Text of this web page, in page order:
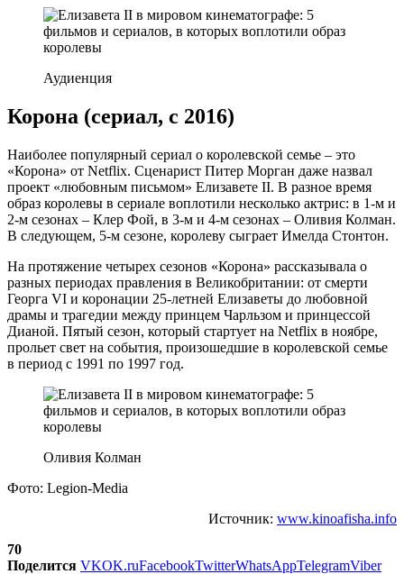
Аудиенция
Корона (сериал, с 2016)
Наиболее популярный сериал о королевской семье – это
«Корона» от Netflix. Сценарист Питер Морган даже назвал
проект «любовным письмом» Елизавете II. В разное время
образ королевы в сериале воплотили несколько актрис: в 1-м и
2-м сезонах – Клер Фой, в 3-м и 4-м сезонах – Оливия Колман.
В следующем, 5-м сезоне, королеву сыграет Имелда Стонтон.
На протяжение четырех сезонов «Корона» рассказывала о
разных периодах правления в Великобритании: от смерти
Георга VI и коронации 25-летней Елизаветы до любовной
драмы и трагедии между принцем Чарльзом и принцессой
Дианой. Пятый сезон, который стартует на Netflix в ноябре,
прольет свет на события, произошедшие в королевской семье
в период с 1991 по 1997 год.
Оливия Колман
Фото: Legion-Media
Источник: www.kinoafisha.info
70
Поделится VKOK.ruFacebookTwitterWhatsAppTelegramViber